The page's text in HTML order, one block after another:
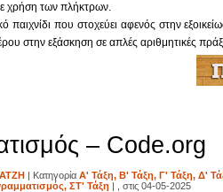
χρήση των πλήκτρων.
παιχνίδι που στοχεύει αφενός στην
στην εξάσκηση σε απλές αριθμητικές
– Code.org
| Κατηγορία Α' Τάξη, Β' Τάξη, Γ' Τάξη, Δ'
, ΣΤ' Τάξη | , στις 04-05-2025